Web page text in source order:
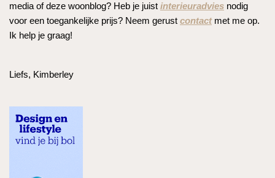
media of deze woonblog? Heb je juist interieuradvies nodig
voor een toegankelijke prijs? Neem gerust contactmet me op.
Ik help je graag!
Liefs, Kimberley